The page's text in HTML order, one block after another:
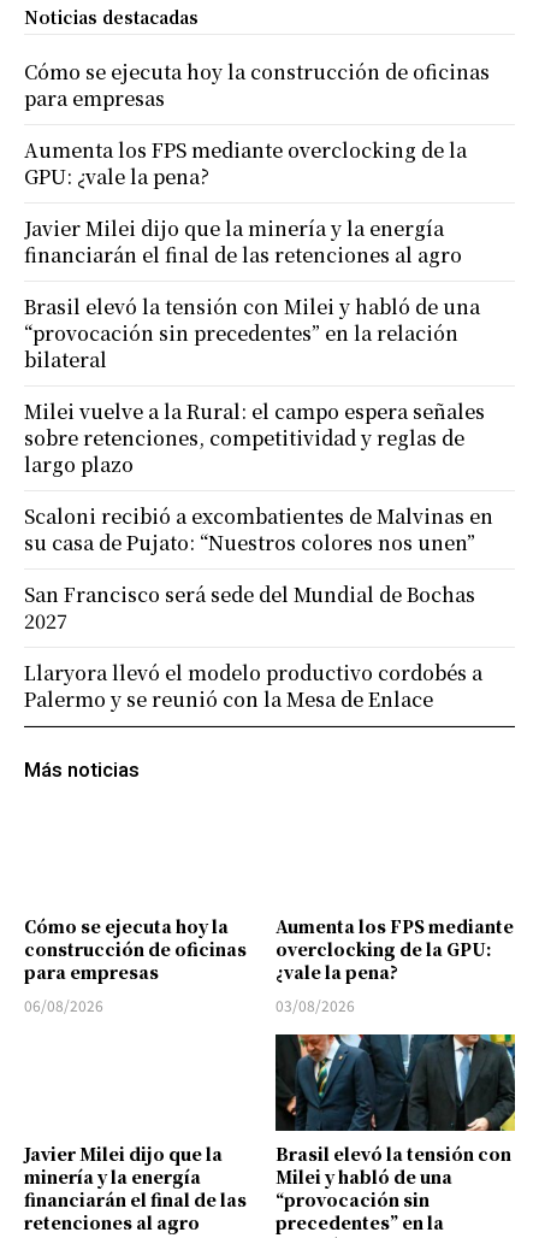
Más noticias
Cómo se ejecuta hoy la
construcción de oficinas
para empresas
06/08/2026
Aumenta los FPS mediante
overclocking de la GPU:
¿vale la pena?
03/08/2026
Javier Milei dijo que la
minería y la energía
financiarán el final de las
retenciones al agro
Brasil elevó la tensión con
Milei y habló de una
“provocación sin
precedentes” en la
Noticias destacadas
Cómo se ejecuta hoy la construcción de oficinas
para empresas
Aumenta los FPS mediante overclocking de la
GPU: ¿vale la pena?
Javier Milei dijo que la minería y la energía
financiarán el final de las retenciones al agro
Brasil elevó la tensión con Milei y habló de una
“provocación sin precedentes” en la relación
bilateral
Milei vuelve a la Rural: el campo espera señales
sobre retenciones, competitividad y reglas de
largo plazo
Scaloni recibió a excombatientes de Malvinas en
su casa de Pujato: “Nuestros colores nos unen”
San Francisco será sede del Mundial de Bochas
2027
Llaryora llevó el modelo productivo cordobés a
Palermo y se reunió con la Mesa de Enlace